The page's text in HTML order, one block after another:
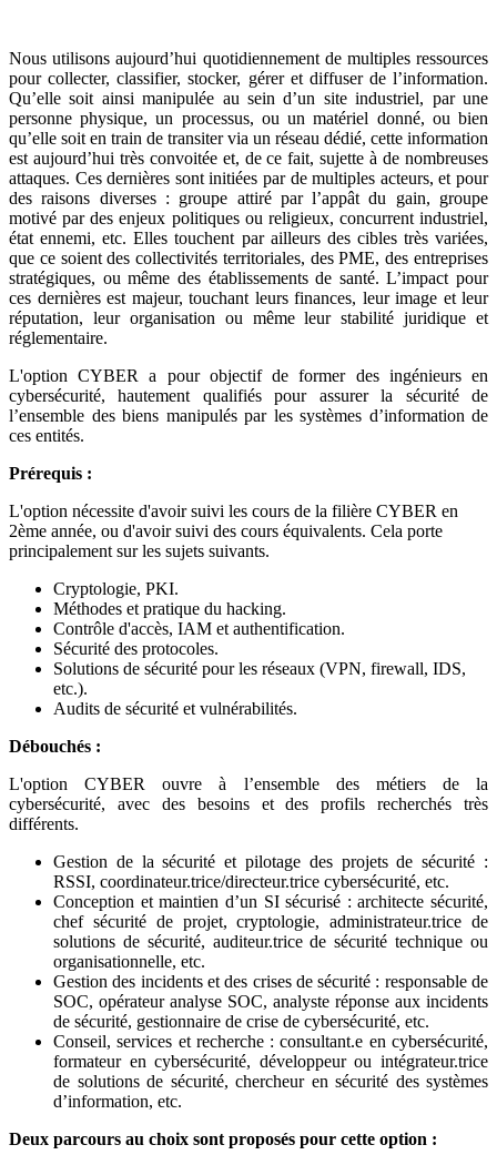
Nous utilisons aujourd’hui quotidiennement de multiples ressources
pour collecter, classifier, stocker, gérer et diffuser de l’information.
Qu’elle soit ainsi manipulée au sein d’un site industriel, par une
personne physique, un processus, ou un matériel donné, ou bien
qu’elle soit en train de transiter via un réseau dédié, cette information
est aujourd’hui très convoitée et, de ce fait, sujette à de nombreuses
attaques. Ces dernières sont initiées par de multiples acteurs, et pour
des raisons diverses : groupe attiré par l’appât du gain, groupe
motivé par des enjeux politiques ou religieux, concurrent industriel,
état ennemi, etc. Elles touchent par ailleurs des cibles très variées,
que ce soient des collectivités territoriales, des PME, des entreprises
stratégiques, ou même des établissements de santé. L’impact pour
ces dernières est majeur, touchant leurs finances, leur image et leur
réputation, leur organisation ou même leur stabilité juridique et
réglementaire.
L'option CYBER a pour objectif de former des ingénieurs en
cybersécurité, hautement qualifiés pour assurer la sécurité de
l’ensemble des biens manipulés par les systèmes d’information de
ces entités.
Prérequis :
L'option nécessite d'avoir suivi les cours de la filière CYBER en
2ème année, ou d'avoir suivi des cours équivalents. Cela porte
principalement sur les sujets suivants.
Cryptologie, PKI.
Méthodes et pratique du hacking.
Contrôle d'accès, IAM et authentification.
Sécurité des protocoles.
Solutions de sécurité pour les réseaux (VPN, firewall, IDS,
etc.).
Audits de sécurité et vulnérabilités.
Débouchés :
L'option CYBER ouvre à l’ensemble des métiers de la
cybersécurité, avec des besoins et des profils recherchés très
différents.
Gestion de la sécurité et pilotage des projets de sécurité :
RSSI, coordinateur.trice/directeur.trice cybersécurité, etc.
Conception et maintien d’un SI sécurisé : architecte sécurité,
chef sécurité de projet, cryptologie, administrateur.trice de
solutions de sécurité, auditeur.trice de sécurité technique ou
organisationnelle, etc.
Gestion des incidents et des crises de sécurité : responsable de
SOC, opérateur analyse SOC, analyste réponse aux incidents
de sécurité, gestionnaire de crise de cybersécurité, etc.
Conseil, services et recherche : consultant.e en cybersécurité,
formateur en cybersécurité, développeur ou intégrateur.trice
de solutions de sécurité, chercheur en sécurité des systèmes
d’information, etc.
Deux parcours au choix sont proposés pour cette option :